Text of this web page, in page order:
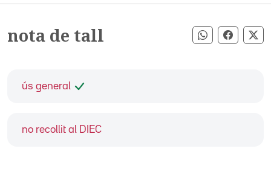
nota de tall Compartir
ús general
no recollit al DIEC